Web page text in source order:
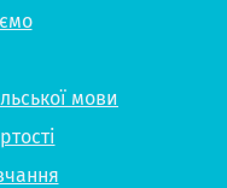
мови